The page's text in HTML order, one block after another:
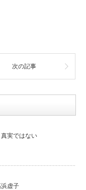
次の記事
実ではない
虚子